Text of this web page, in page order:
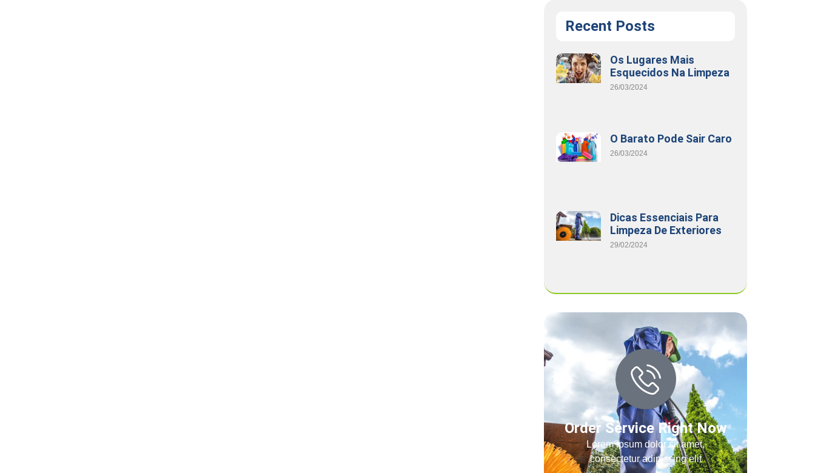
Recent Posts
Os Lugares Mais
Esquecidos Na Limpeza
26/03/2024
O Barato Pode Sair Caro
26/03/2024
Dicas Essenciais Para
Limpeza De Exteriores
29/02/2024
Order Service Right Now
Lorem ipsum dolor sit amet,
consectetur adipiscing elit